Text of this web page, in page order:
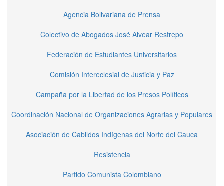
Agencia Bolivariana de Prensa
Colectivo de Abogados José Alvear Restrepo
Federación de Estudiantes Universitarios
Comisión Intereclesial de Justicia y Paz
Campaña por la Libertad de los Presos Políticos
Coordinación Nacional de Organizaciones Agrarias y Populares
Asociación de Cabildos Indígenas del Norte del Cauca
Resistencia
Partido Comunista Colombiano